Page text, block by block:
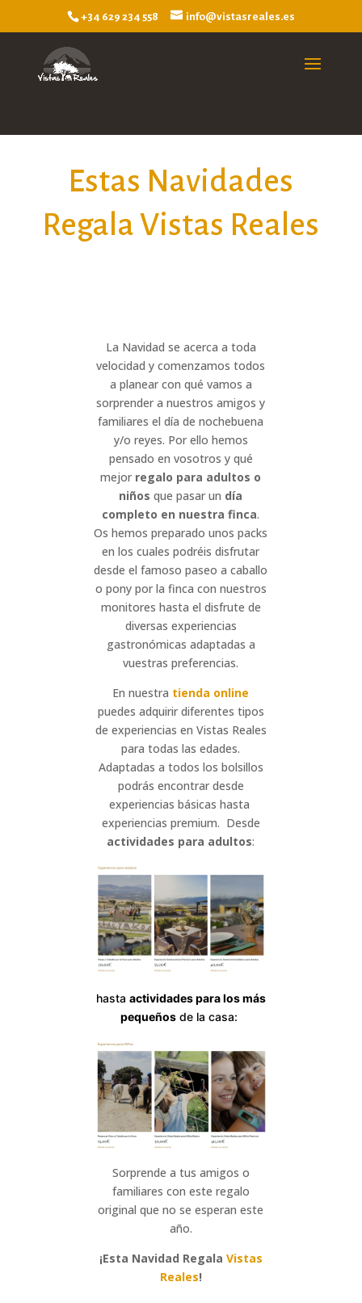
+34 629 234 558 info@vistasreales.es
Estas Navidades
Regala Vistas Reales
La Navidad se acerca a toda
velocidad y comenzamos todos
a planear con qué vamos a
sorprender a nuestros amigos y
familiares el día de nochebuena
y/o reyes. Por ello hemos
pensado en vosotros y qué
mejor regalo para adultos o
niños que pasar un día
completo en nuestra finca.
Os hemos preparado unos packs
en los cuales podréis disfrutar
desde el famoso paseo a caballo
o pony por la finca con nuestros
monitores hasta el disfrute de
diversas experiencias
gastronómicas adaptadas a
vuestras preferencias.
En nuestra tienda online
puedes adquirir diferentes tipos
de experiencias en Vistas Reales
para todas las edades.
Adaptadas a todos los bolsillos
podrás encontrar desde
experiencias básicas hasta
experiencias premium. Desde
actividades para adultos:
hasta actividades para los más
pequeños de la casa:
Sorprende a tus amigos o
familiares con este regalo
original que no se esperan este
año.
¡Esta Navidad Regala Vistas
Reales!